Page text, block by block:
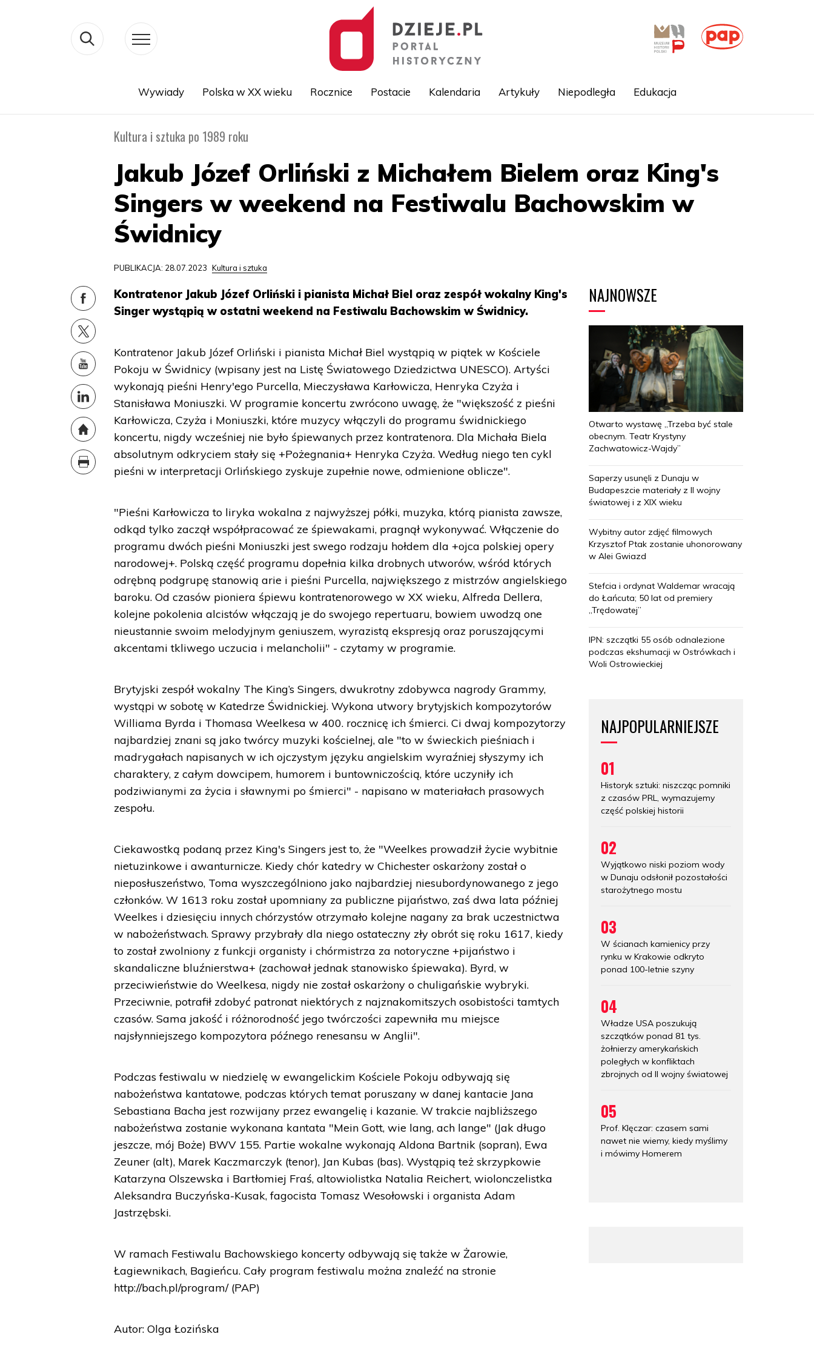
Wywiady Polska w XX wieku Rocznice Postacie Kalendaria Artykuły Niepodległa Edukacja
Kultura i sztuka po 1989 roku
Jakub Józef Orliński z Michałem Bielem oraz King's
Singers w weekend na Festiwalu Bachowskim w
Świdnicy
PUBLIKACJA: 28.07.2023 Kultura i sztuka
Kontratenor Jakub Józef Orliński i pianista Michał Biel oraz zespół wokalny King's
Singer wystąpią w ostatni weekend na Festiwalu Bachowskim w Świdnicy.
Kontratenor Jakub Józef Orliński i pianista Michał Biel wystąpią w piątek w Kościele
Pokoju w Świdnicy (wpisany jest na Listę Światowego Dziedzictwa UNESCO). Artyści
wykonają pieśni Henry'ego Purcella, Mieczysława Karłowicza, Henryka Czyża i
Stanisława Moniuszki. W programie koncertu zwrócono uwagę, że "większość z pieśni
Karłowicza, Czyża i Moniuszki, które muzycy włączyli do programu świdnickiego
koncertu, nigdy wcześniej nie było śpiewanych przez kontratenora. Dla Michała Biela
absolutnym odkryciem stały się +Pożegnania+ Henryka Czyża. Według niego ten cykl
pieśni w interpretacji Orlińskiego zyskuje zupełnie nowe, odmienione oblicze".
"Pieśni Karłowicza to liryka wokalna z najwyższej półki, muzyka, którą pianista zawsze,
odkąd tylko zaczął współpracować ze śpiewakami, pragnął wykonywać. Włączenie do
programu dwóch pieśni Moniuszki jest swego rodzaju hołdem dla +ojca polskiej opery
narodowej+. Polską część programu dopełnia kilka drobnych utworów, wśród których
odrębną podgrupę stanowią arie i pieśni Purcella, największego z mistrzów angielskiego
baroku. Od czasów pioniera śpiewu kontratenorowego w XX wieku, Alfreda Dellera,
kolejne pokolenia alcistów włączają je do swojego repertuaru, bowiem uwodzą one
nieustannie swoim melodyjnym geniuszem, wyrazistą ekspresją oraz poruszającymi
akcentami tkliwego uczucia i melancholii" - czytamy w programie.
Brytyjski zespół wokalny The King’s Singers, dwukrotny zdobywca nagrody Grammy,
wystąpi w sobotę w Katedrze Świdnickiej. Wykona utwory brytyjskich kompozytorów
Williama Byrda i Thomasa Weelkesa w 400. rocznicę ich śmierci. Ci dwaj kompozytorzy
najbardziej znani są jako twórcy muzyki kościelnej, ale "to w świeckich pieśniach i
madrygałach napisanych w ich ojczystym języku angielskim wyraźniej słyszymy ich
charaktery, z całym dowcipem, humorem i buntowniczością, które uczyniły ich
podziwianymi za życia i sławnymi po śmierci" - napisano w materiałach prasowych
zespołu.
Ciekawostką podaną przez King's Singers jest to, że "Weelkes prowadził życie wybitnie
nietuzinkowe i awanturnicze. Kiedy chór katedry w Chichester oskarżony został o
nieposłuszeństwo, Toma wyszczególniono jako najbardziej niesubordynowanego z jego
członków. W 1613 roku został upomniany za publiczne pijaństwo, zaś dwa lata później
Weelkes i dziesięciu innych chórzystów otrzymało kolejne nagany za brak uczestnictwa
w nabożeństwach. Sprawy przybrały dla niego ostateczny zły obrót się roku 1617, kiedy
to został zwolniony z funkcji organisty i chórmistrza za notoryczne +pijaństwo i
skandaliczne bluźnierstwa+ (zachował jednak stanowisko śpiewaka). Byrd, w
przeciwieństwie do Weelkesa, nigdy nie został oskarżony o chuligańskie wybryki.
Przeciwnie, potrafił zdobyć patronat niektórych z najznakomitszych osobistości tamtych
czasów. Sama jakość i różnorodność jego twórczości zapewniła mu miejsce
najsłynniejszego kompozytora późnego renesansu w Anglii".
Podczas festiwalu w niedzielę w ewangelickim Kościele Pokoju odbywają się
nabożeństwa kantatowe, podczas których temat poruszany w danej kantacie Jana
Sebastiana Bacha jest rozwijany przez ewangelię i kazanie. W trakcie najbliższego
nabożeństwa zostanie wykonana kantata "Mein Gott, wie lang, ach lange" (Jak długo
jeszcze, mój Boże) BWV 155. Partie wokalne wykonają Aldona Bartnik (sopran), Ewa
Zeuner (alt), Marek Kaczmarczyk (tenor), Jan Kubas (bas). Wystąpią też skrzypkowie
Katarzyna Olszewska i Bartłomiej Fraś, altowiolistka Natalia Reichert, wiolonczelistka
Aleksandra Buczyńska-Kusak, fagocista Tomasz Wesołowski i organista Adam
Jastrzębski.
W ramach Festiwalu Bachowskiego koncerty odbywają się także w Żarowie,
Łagiewnikach, Bagieńcu. Cały program festiwalu można znaleźć na stronie
http://bach.pl/program/ (PAP)
Autor: Olga Łozińska
NAJNOWSZE
Otwarto wystawę „Trzeba być stale
obecnym. Teatr Krystyny
Zachwatowicz-Wajdy”
Saperzy usunęli z Dunaju w
Budapeszcie materiały z II wojny
światowej i z XIX wieku
Wybitny autor zdjęć filmowych
Krzysztof Ptak zostanie uhonorowany
w Alei Gwiazd
Stefcia i ordynat Waldemar wracają
do Łańcuta; 50 lat od premiery
„Trędowatej”
IPN: szczątki 55 osób odnalezione
podczas ekshumacji w Ostrówkach i
Woli Ostrowieckiej
NAJPOPULARNIEJSZE
01
Historyk sztuki: niszcząc pomniki
z czasów PRL, wymazujemy
część polskiej historii
02
Wyjątkowo niski poziom wody
w Dunaju odsłonił pozostałości
starożytnego mostu
03
W ścianach kamienicy przy
rynku w Krakowie odkryto
ponad 100-letnie szyny
04
Władze USA poszukują
szczątków ponad 81 tys.
żołnierzy amerykańskich
poległych w konfliktach
zbrojnych od II wojny światowej
05
Prof. Klęczar: czasem sami
nawet nie wiemy, kiedy myślimy
i mówimy Homerem